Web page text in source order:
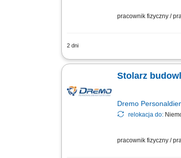
pracownik fizyczny /
2 dni
Obowiązki:
Stolarz
Dremo
relokacja do:
pracownik fizyczny /